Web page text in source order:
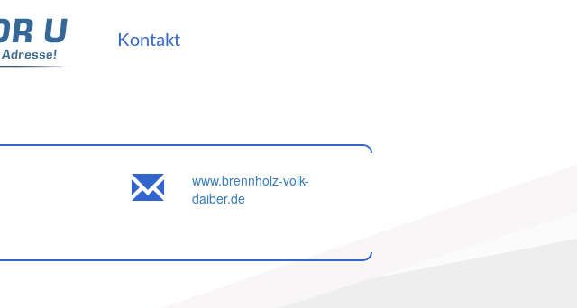
Kontakt
www.brennholz-volk-
daiber.de